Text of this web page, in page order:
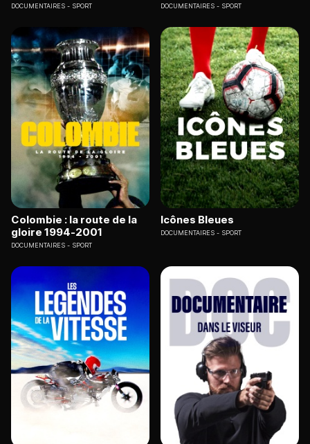
DOCUMENTAIRES SPORT DOCUMENTAIRES SPORT
Colombie : la route de la
gloire 1994-2001
DOCUMENTAIRES SPORT
Icônes Bleues
DOCUMENTAIRES SPORT